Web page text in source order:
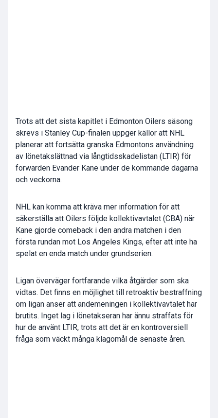
Trots att det sista kapitlet i Edmonton Oilers säsong
skrevs i Stanley Cup-finalen uppger källor att NHL
planerar att fortsätta granska Edmontons användning
av lönetakslättnad via långtidsskadelistan (LTIR) för
forwarden Evander Kane under de kommande dagarna
och veckorna.
NHL kan komma att kräva mer information för att
säkerställa att Oilers följde kollektivavtalet (CBA) när
Kane gjorde comeback i den andra matchen i den
första rundan mot Los Angeles Kings, efter att inte ha
spelat en enda match under grundserien.
Ligan överväger fortfarande vilka åtgärder som ska
vidtas. Det finns en möjlighet till retroaktiv bestraffning
om ligan anser att andemeningen i kollektivavtalet har
brutits. Inget lag i lönetakseran har ännu straffats för
hur de använt LTIR, trots att det är en kontroversiell
fråga som väckt många klagomål de senaste åren.